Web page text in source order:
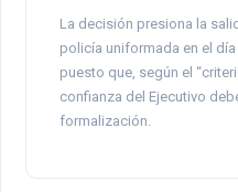
La decisión presiona la
policía uniformada en el
puesto que, según el
confianza del Ejecutivo
formalización.